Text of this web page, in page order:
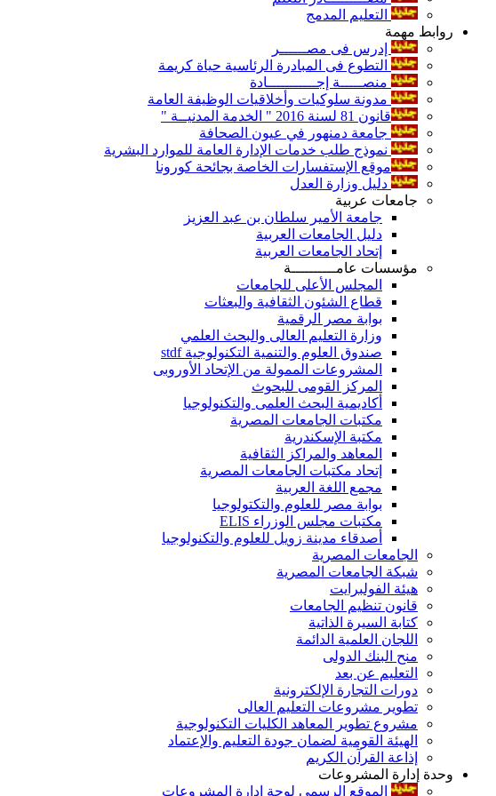
التعليم المدمج
روابط مهمة
إدرس فى مصــــــر
التطوع فى المبادرة الرئاسية حياة كريمة
منصـــــة إجـــــــــــادة
مدونة سلوكيات وأخلاقيات الوظيفة العامة
قانون 81 لسنة 2016 " الخدمة المدنيــة "
جامعة دمنهور في عيون الصحافة
نموذج طلب خدمات الإدارة العامة للموارد البشرية
موقع الإستفسارات الخاصة بجائحة كورونا
دليل وزارة العدل
جامعات عربية
جامعة الأمير سلطان بن عبد العزيز
دليل الجامعات العربية
إتحاد الجامعات العربية
مؤسسات عامــــــــــة
المجلس الأعلى للجامعات
قطاع الشئون الثقافية والبعثات
بوابة مصر الرقمية
وزارة التعليم العالى والبحث العلمي
صندوق العلوم والتنمية التكنولوجية stdf
المشروعات الممولة من الإتحاد الأوروبى
المركز القومى للبحوث
أكاديمية البحث العلمى والتكنولوجيا
مكتبات الجامعات المصرية
مكتبة الإسكندرية
المعاهد والمراكز الثقافية
إتحاد مكتبات الجامعات المصرية
مجمع اللغة العربية
بوابة مصر للعلوم والتكتولوجيا
مكتبات مجلس الوزراء ELIS
أصدقاء مدينة زويل للعلوم والتكنولوجيا
الجامعات المصرية
شبكة الجامعات المصرية
هيئة الفولبرايت
قانون تنظيم الجامعات
كتابة السيرة الذاتية
اللجان العلمية الدائمة
منح البنك الدولى
التعليم عن بعد
دورات التجارة الإلكترونية
تطوير مشروعات التعليم العالى
مشروع تطوير المعاهد الكليات التكنولوجية
الهيئة القومية لضمان جودة التعليم والإعتماد
إذاعة القرآن الكريم
وحدة إدارة المشروعات
الموقع الرسمى لوحة إدارة المشروعات